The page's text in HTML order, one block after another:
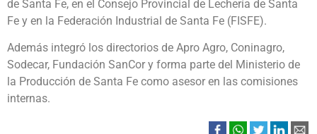
de Santa Fe, en el Consejo Provincial de Lechería de Santa
Fe y en la Federación Industrial de Santa Fe (FISFE).
Además integró los directorios de Apro Agro, Coninagro,
Sodecar, Fundación SanCor y forma parte del Ministerio de
la Producción de Santa Fe como asesor en las comisiones
internas.